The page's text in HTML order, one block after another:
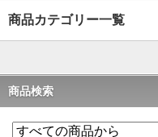
商品カテゴリー一覧
商品検索